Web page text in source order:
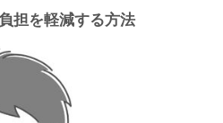
担を軽減する方法